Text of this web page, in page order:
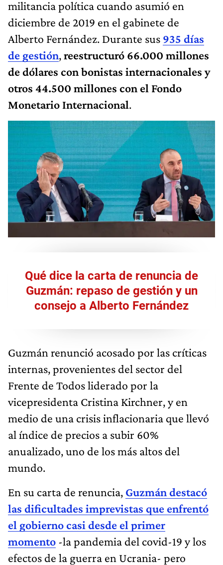
militancia política cuando asumió en
diciembre de 2019 en el gabinete de
Alberto Fernández. Durante sus 935 días
de gestión,reestructuró 66.000 millones
de dólares con bonistas internacionales y
otros 44.500 millones con el Fondo
Monetario Internacional.
Qué dice la carta de renuncia de
Guzmán: repaso de gestión y un
consejo a Alberto Fernández
Guzmán renunció acosado por las críticas
internas, provenientes del sector del
Frente de Todos liderado por la
vicepresidenta Cristina Kirchner, y en
medio de una crisis inflacionaria que llevó
al índice de precios a subir 60%
anualizado, uno de los más altos del
mundo.
En su carta de renuncia, Guzmán destacó
las dificultades imprevistas que enfrentó
el gobierno casi desde el primer
momento -la pandemia del covid-19 y los
efectos de la guerra en Ucrania- pero